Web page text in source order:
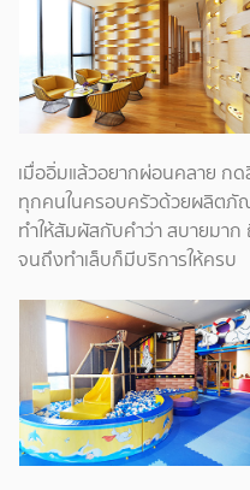
เมื่ออิ่มแล้วอยากผ่อนคลาย ก
ทุกคนในครอบครัวด้วยผลิตภั
ทำให้สัมผัสกับคำว่า สบายมา
จนถึงทำเล็บก็มีบริการให้ครบ